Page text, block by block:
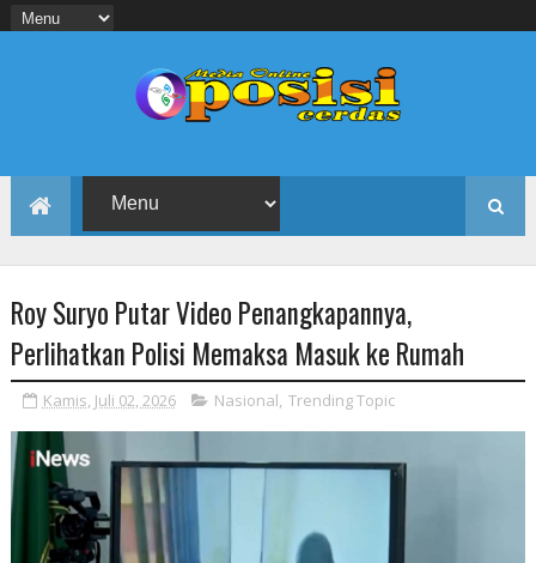
Roy Suryo Putar Video Penangkapannya,
Perlihatkan Polisi Memaksa Masuk ke Rumah
Kamis, Juli 02, 2026 Nasional, Trending Topic